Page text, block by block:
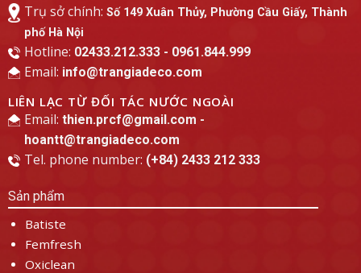
Trụ sở chính: Số 149 Xuân Thủy, Phường Cầu Giấy, Thành
phố Hà Nội
Hotline: 02433.212.333 - 0961.844.999
Email: info@trangiadeco.com
LIÊN LẠC TỪ ĐỐI TÁC NƯỚC NGOÀI
Email: thien.prcf@gmail.com -
hoantt@trangiadeco.com
Tel. phone number: (+84) 2433 212 333
Sản phẩm
Batiste
Femfresh
Oxiclean